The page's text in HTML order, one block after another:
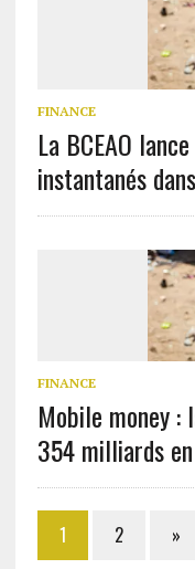
FINANCE
La BCEAO
instantanés
FINANCE
Mobile money :
354 milliards
1 2 »